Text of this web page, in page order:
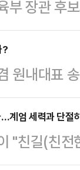
와 바이에
따르면 인
쪽)으로
화제를
…
부 장관 후
의 관세협
안전부 장
와 더불어
혹에 휩싸
차원의 공
일 용산 대
?
원내대표
인선 말이
장 사퇴-
서 겉으로
계엄 세력과 단절
"친길(친
수 전 고용